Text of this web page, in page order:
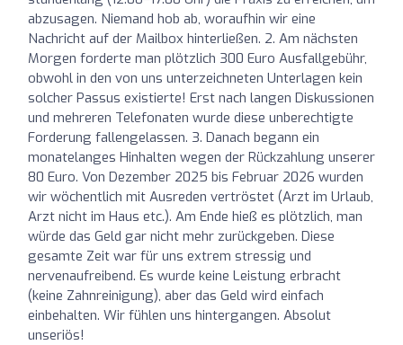
abzusagen. Niemand hob ab, woraufhin wir eine
Nachricht auf der Mailbox hinterließen. 2. Am nächsten
Morgen forderte man plötzlich 300 Euro Ausfallgebühr,
obwohl in den von uns unterzeichneten Unterlagen kein
solcher Passus existierte! Erst nach langen Diskussionen
und mehreren Telefonaten wurde diese unberechtigte
Forderung fallengelassen. 3. Danach begann ein
monatelanges Hinhalten wegen der Rückzahlung unserer
80 Euro. Von Dezember 2025 bis Februar 2026 wurden
wir wöchentlich mit Ausreden vertröstet (Arzt im Urlaub,
Arzt nicht im Haus etc.). Am Ende hieß es plötzlich, man
würde das Geld gar nicht mehr zurückgeben. Diese
gesamte Zeit war für uns extrem stressig und
nervenaufreibend. Es wurde keine Leistung erbracht
(keine Zahnreinigung), aber das Geld wird einfach
einbehalten. Wir fühlen uns hintergangen. Absolut
unseriös!